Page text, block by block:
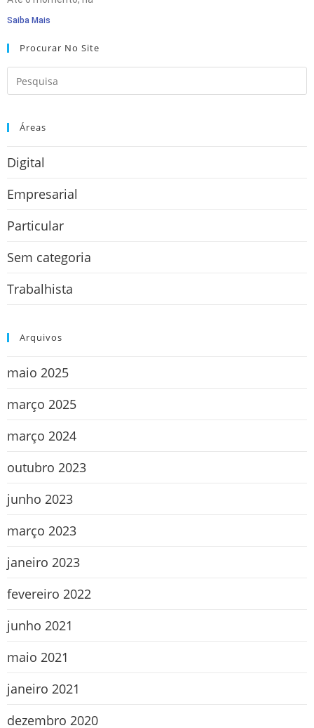
Saiba Mais
Procurar No Site
Áreas
Digital
Empresarial
Particular
Sem categoria
Trabalhista
Arquivos
maio 2025
março 2025
março 2024
outubro 2023
junho 2023
março 2023
janeiro 2023
fevereiro 2022
junho 2021
maio 2021
janeiro 2021
dezembro 2020